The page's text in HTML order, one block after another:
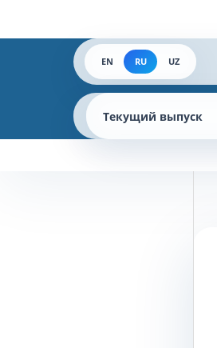
EN RU UZ
Текущий выпуск